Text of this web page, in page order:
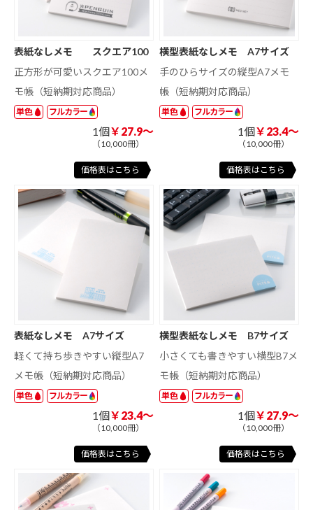
表紙なしメモ スクエア100
正方形が可愛いスクエア100メ
モ帳（短納期対応商品）
単色 フルカラー
1個￥27.9～
（10,000冊）
価格表はこちら
横型表紙なしメモ A7サイズ
手のひらサイズの縦型A7メモ
帳（短納期対応商品）
単色 フルカラー
1個￥23.4～
（10,000冊）
価格表はこちら
表紙なしメモ A7サイズ
軽くて持ち歩きやすい縦型A7
メモ帳（短納期対応商品）
単色 フルカラー
1個￥23.4～
（10,000冊）
価格表はこちら
横型表紙なしメモ B7サイズ
小さくても書きやすい横型B7メ
モ帳（短納期対応商品）
単色 フルカラー
1個￥27.9～
（10,000冊）
価格表はこちら